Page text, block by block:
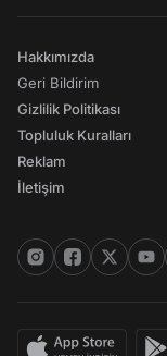
Hakkımızda
Geri Bildirim
Gizlilik Politikası
Topluluk Kuralları
Reklam
İletişim